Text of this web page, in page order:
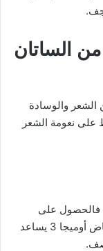
الساتان
الشعر والوسادة
على نعومة الشعر
فالحصول على
كميات كافية من البروتين والحديد والزنك وأحماض أوميجا 3 يساعد